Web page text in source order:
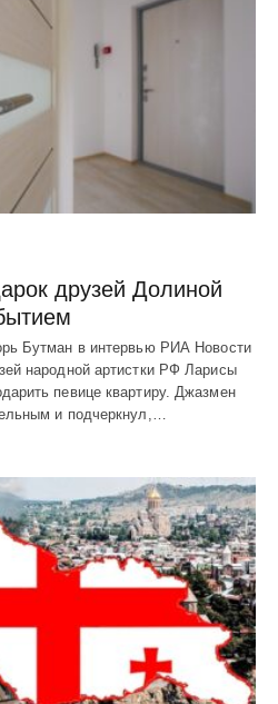
друзей Долиной
Бутман в интервью РИА Новости
народной артистки РФ Ларисы
певице квартиру. Джазмен
и подчеркнул,…